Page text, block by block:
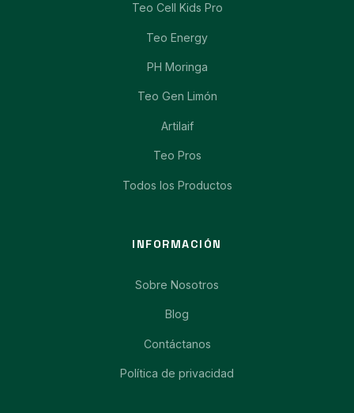
Teo Cell Kids Pro
Teo Energy
PH Moringa
Teo Gen Limón
Artilaif
Teo Pros
Todos los Productos
INFORMACIÓN
Sobre Nosotros
Blog
Contáctanos
Política de privacidad